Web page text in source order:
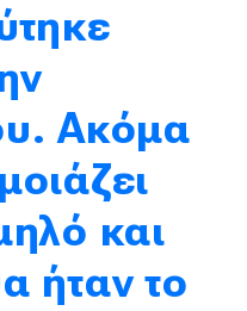
Ακόμα
και
ήταν το